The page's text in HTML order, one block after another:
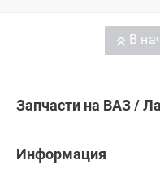
В
Запчасти на ВАЗ /
Информация